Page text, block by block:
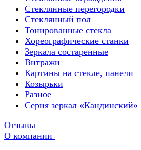
Стеклянные перегородки
Стеклянный пол
Тонированные стекла
Хореографические станки
Зеркала состаренные
Витражи
Картины на стекле, панели
Козырьки
Разное
Серия зеркал «Кандинский»
Отзывы
О компании